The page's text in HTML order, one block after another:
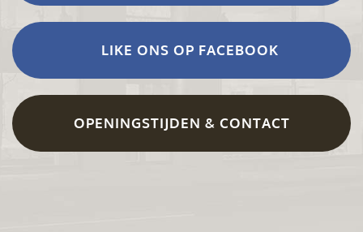
LIKE ONS OP FACEBOOK
OPENINGSTIJDEN & CONTACT